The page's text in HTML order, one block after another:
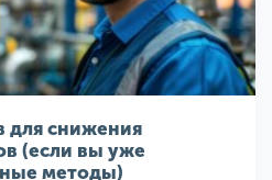
для снижения
(если вы уже
методы)